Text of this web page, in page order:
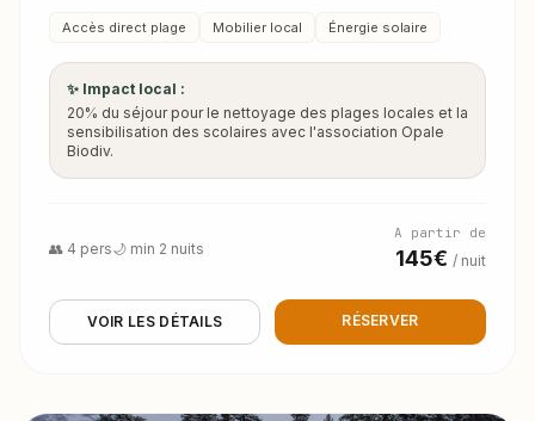
Accès direct plage Mobilier local Énergie solaire
✨ Impact local :
20% du séjour pour le nettoyage des plages locales et la
sensibilisation des scolaires avec l'association Opale
Biodiv.
👥 4 pers🌙 min 2 nuits
A partir de
145€ / nuit
VOIR LES DÉTAILS RÉSERVER